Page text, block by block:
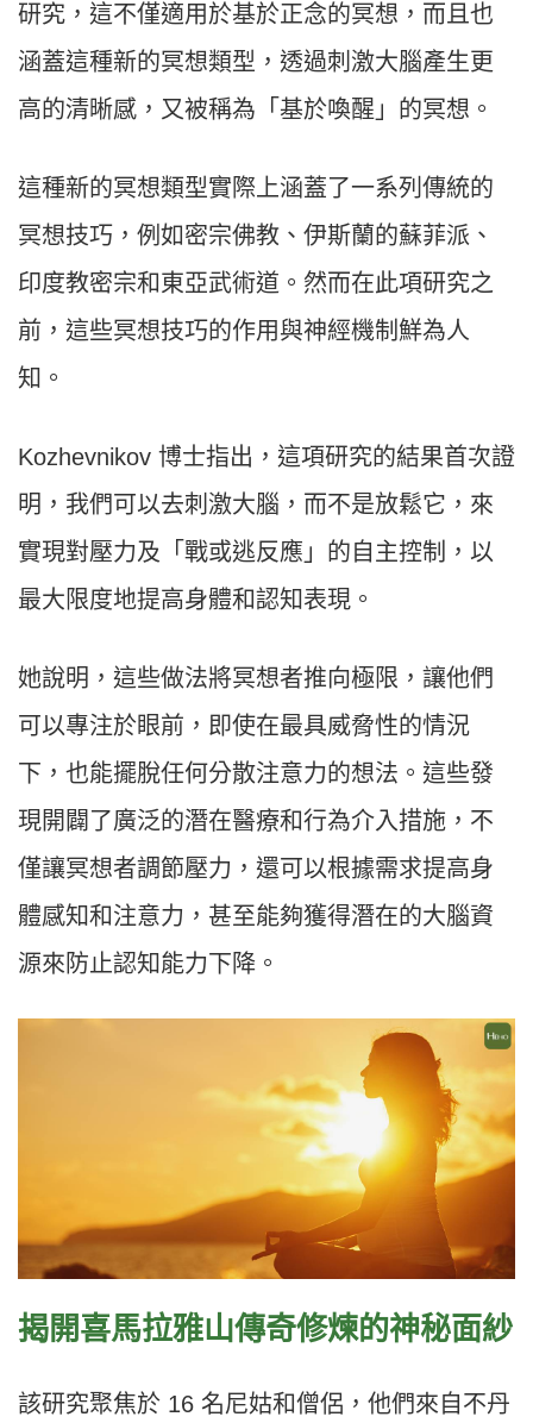
研究，這不僅適用於基於正念的冥想，而且也
涵蓋這種新的冥想類型，透過刺激大腦產生更
高的清晰感，又被稱為「基於喚醒」的冥想。
這種新的冥想類型實際上涵蓋了一系列傳統的
冥想技巧，例如密宗佛教、伊斯蘭的蘇菲派、
印度教密宗和東亞武術道。然而在此項研究之
前，這些冥想技巧的作用與神經機制鮮為人
知。
Kozhevnikov 博士指出，這項研究的結果首次證
明，我們可以去刺激大腦，而不是放鬆它，來
實現對壓力及「戰或逃反應」的自主控制，以
最大限度地提高身體和認知表現。
她說明，這些做法將冥想者推向極限，讓他們
可以專注於眼前，即使在最具威脅性的情況
下，也能擺脫任何分散注意力的想法。這些發
現開闢了廣泛的潛在醫療和行為介入措施，不
僅讓冥想者調節壓力，還可以根據需求提高身
體感知和注意力，甚至能夠獲得潛在的大腦資
源來防止認知能力下降。
揭開喜馬拉雅山傳奇修煉的神秘面紗
該研究聚焦於 16 名尼姑和僧侶，他們來自不丹